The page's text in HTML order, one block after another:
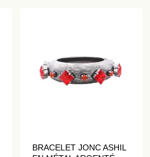
BRACELET JONC ASHIL